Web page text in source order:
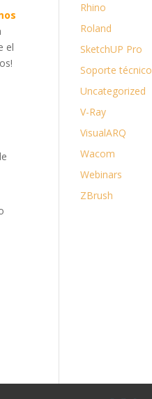
el
Rhino
Roland
SketchUP Pro
Soporte técnico
Uncategorized
V-Ray
VisualARQ
Wacom
Webinars
ZBrush